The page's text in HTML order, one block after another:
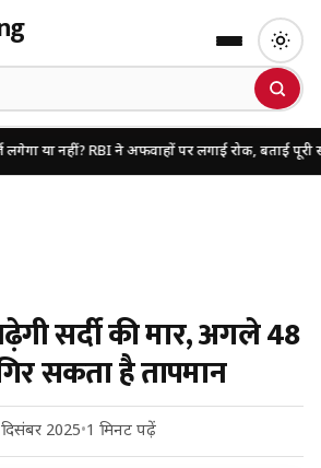
RBI ने अफवाहों पर लगाई रोक, बताई पूरी सच्चाई
सर्दी की मार, अगले 48
सकता है तापमान
2025•1 मिनट पढ़ें